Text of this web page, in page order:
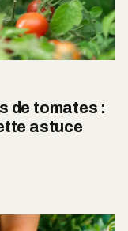
de tomates :
astuce